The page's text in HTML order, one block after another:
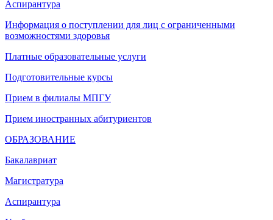
Аспирантура
Информация о поступлении для лиц с ограниченными
возможностями здоровья
Платные образовательные услуги
Подготовительные курсы
Прием в филиалы МПГУ
Прием иностранных абитуриентов
ОБРАЗОВАНИЕ
Бакалавриат
Магистратура
Аспирантура